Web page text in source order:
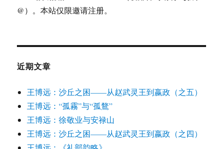
@）。本站仅限邀请注册。
近期文章
王博远：沙丘之困——从赵武灵王到嬴政（之五）
王博远：“孤霧”与“孤鶩”
王博远：徐敬业与安禄山
王博远：沙丘之困——从赵武灵王到嬴政（之四）